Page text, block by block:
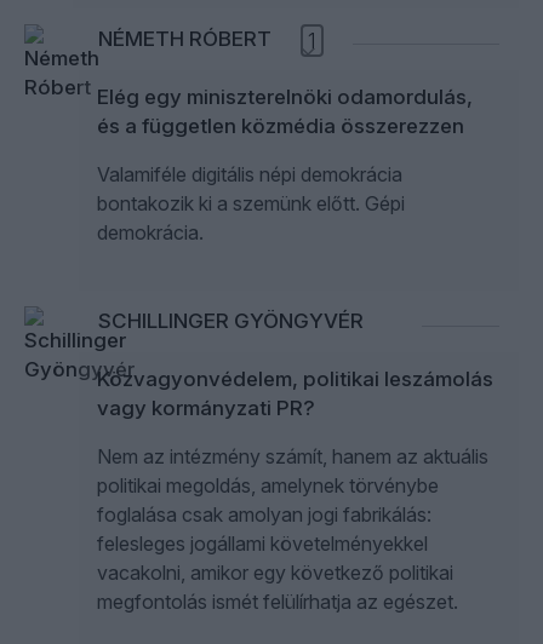
NÉMETH RÓBERT 1
Elég egy miniszterelnöki odamordulás,
és a független közmédia összerezzen
Valamiféle digitális népi demokrácia
bontakozik ki a szemünk előtt. Gépi
demokrácia.
SCHILLINGER GYÖNGYVÉR
Közvagyonvédelem, politikai leszámolás
vagy kormányzati PR?
Nem az intézmény számít, hanem az aktuális
politikai megoldás, amelynek törvénybe
foglalása csak amolyan jogi fabrikálás:
felesleges jogállami követelményekkel
vacakolni, amikor egy következő politikai
megfontolás ismét felülírhatja az egészet.